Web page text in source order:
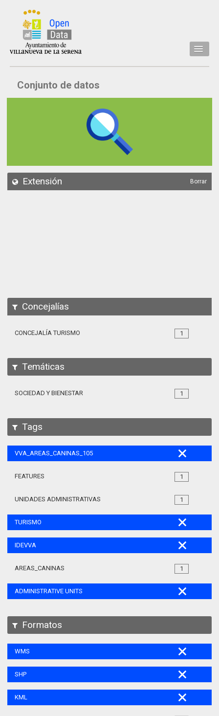
Inicio
Datos
API
Conjunto de datos
Extensión Borrar
Concejalías
1
CONCEJALÍA TURISMO
Temáticas
1
SOCIEDAD Y BIENESTAR
Tags
VVA_AREAS_CANINAS_105
1
FEATURES
1
UNIDADES ADMINISTRATIVAS
TURISMO
IDEVVA
1
AREAS_CANINAS
ADMINISTRATIVE UNITS
Formatos
WMS
SHP
KML